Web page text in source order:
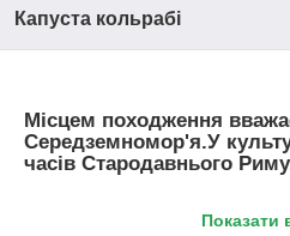
Капуста кольрабі
Місцем походження
Середземномор'я.У
часів Стародавнього
пристосована до Показати